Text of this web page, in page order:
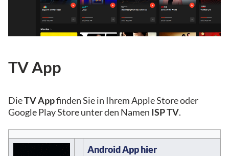
TV App
DieTV Appfinden Sie in Ihrem Apple Store oder
Google Play Store unter den Namen ISP TV.
Android App hier